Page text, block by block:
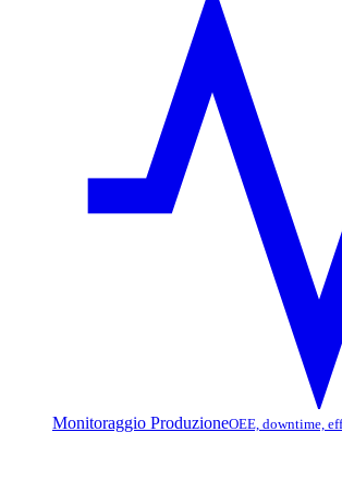
Monitoraggio ProduzioneOEE, downtime,